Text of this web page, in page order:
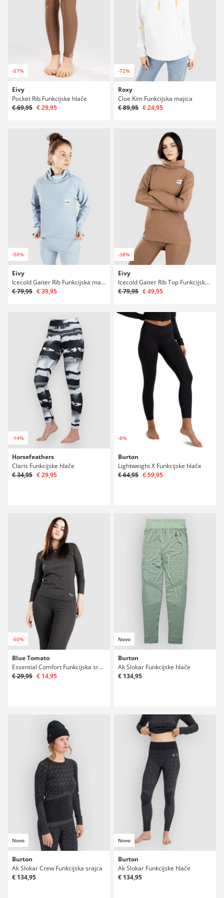
-57%
Eivy
Pocket Rib Funkcijske hlače
€ 69,95 € 29,95
-72%
Roxy
Cloe Kim Funkcijska majica
€ 89,95 € 24,95
-50%
Eivy
Icecold Gaiter Rib Funkcijska majica
€ 79,95 € 39,95
-38%
Eivy
Icecold Gaiter Rib Top Funkcijska majica
€ 79,95 € 49,95
-14%
Horsefeathers
Claris Funkcijske hlače
€ 34,95 € 29,95
-8%
Burton
Lightweight X Funkcijske hlače
€ 64,95 € 59,95
-50%
Blue Tomato
Essential Comfort Funkcijska srajca
€ 29,95 € 14,95
Novo
Burton
Ak Slokar Funkcijske hlače
€ 134,95
Novo
Burton
Ak Slokar Crew Funkcijska srajca
€ 134,95
Novo
Burton
Ak Slokar Funkcijske hlače
€ 134,95